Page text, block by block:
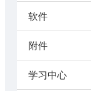
软件
附件
学习中心